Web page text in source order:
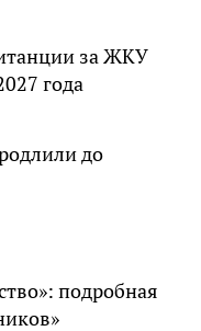
за ЖКУ
года
до
подробная